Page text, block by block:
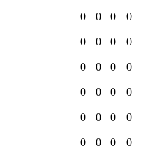
0 0 0 0
0 0 0 0
0 0 0 0
0 0 0 0
0 0 0 0
0 0 0 0